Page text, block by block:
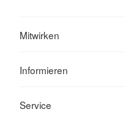
Mitwirken
Informieren
Service